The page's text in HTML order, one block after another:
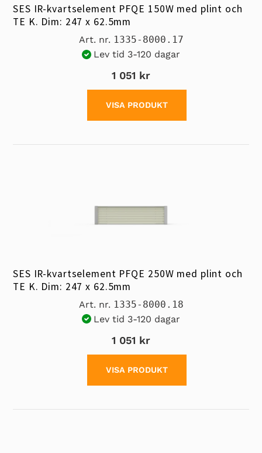
SES IR-kvartselement PFQE 150W med plint och
TE K. Dim: 247 x 62.5mm
Art. nr. 1335-8000.17
Lev tid 3-120 dagar
1 051 kr
VISA PRODUKT
SES IR-kvartselement PFQE 250W med plint och
TE K. Dim: 247 x 62.5mm
Art. nr. 1335-8000.18
Lev tid 3-120 dagar
1 051 kr
VISA PRODUKT